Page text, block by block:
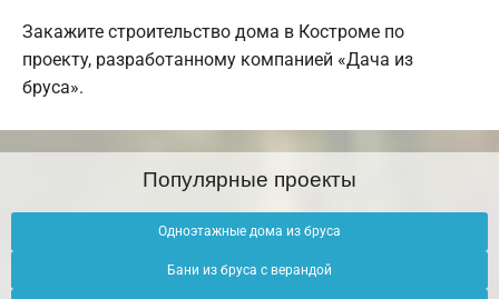
Закажите строительство дома в Костроме по
проекту, разработанному компанией «Дача из
бруса».
Популярные проекты
Одноэтажные дома из бруса
Бани из бруса с верандой